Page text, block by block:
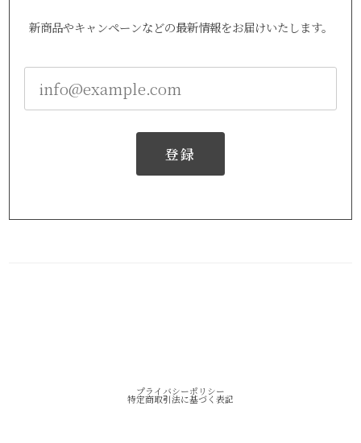
新商品やキャンペーンなどの最新情報をお届けいたします。
登録
プライバシーポリシー
特定商取引法に基づく表記